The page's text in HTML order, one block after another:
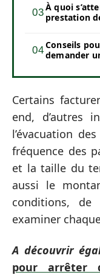
À quoi
prestation
Conseils
demander
Certains
end, d’autres
l’évacuation
fréquence des
et la taille du
aussi le
conditions, de
examiner
A découvrir
pour arrêter